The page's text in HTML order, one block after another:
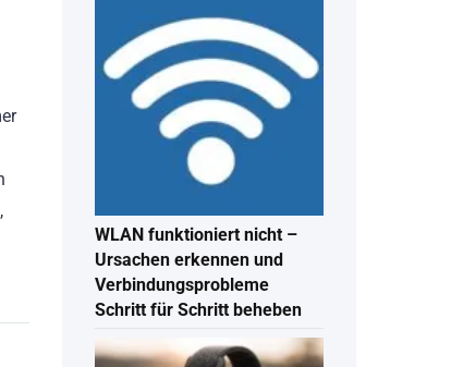
WLAN funktioniert nicht –
Ursachen erkennen und
Verbindungsprobleme
Schritt für Schritt beheben